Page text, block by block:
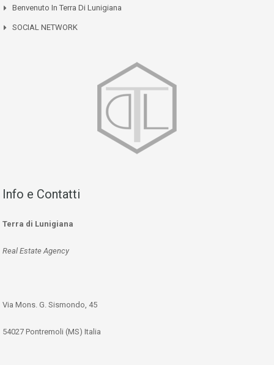
Benvenuto In Terra Di Lunigiana
SOCIAL NETWORK
Info e Contatti
Terra di Lunigiana
Real Estate Agency
Via Mons. G. Sismondo, 45
54027 Pontremoli (MS) Italia